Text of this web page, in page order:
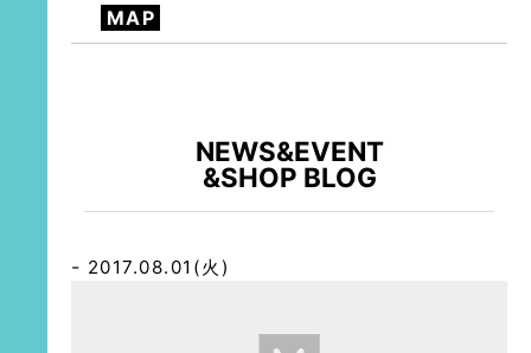
MAP
NEWS&EVENT
&SHOP BLOG
2017.08.01(火)